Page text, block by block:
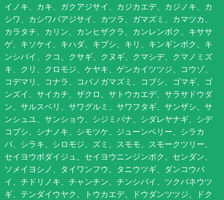
イノキ、カキ、ガクアジサイ、カジカエデ、カジノキ、カ
シワ、カシワバアジサイ、カツラ、ガマズミ、カマツカ、
カラタチ、カリン、カンヒザクラ、カンレンボク、キササ
ゲ、キソケイ、キハダ、キブシ、キリ、キンギンボク、キ
ンシバイ、クコ、クサギ、クヌギ、クマシデ、クマノミズ
キ、クリ、クロモジ、ケヤキ、ゲンカイツツジ、コウゾ、
コデマリ、コナラ、コバノガマズミ、コブシ、ゴマギ、ゴ
ンズイ、サイカチ、ザクロ、サトウカエデ、サラサドウダ
ン、サルスベリ、サワグルミ、サワフタギ、サンザシ、サ
ンシュユ、サンショウ、シジミバナ、シダレヤナギ、シデ
コブシ、シナノキ、シモツケ、ジューンベリー、シラカ
バ、シラキ、シロモジ、ズミ、スモモ、スモークツリー、
セイヨウボダイジュ、セイヨウニンジンボク、センダン、
ソメイヨシノ、タイワンフウ、タニウツギ、ダンコウバ
イ、チドリノキ、チャンチン、チンシバイ、ツクバネウツ
ギ、テンダイウヤク、トウカエデ、ドウダンツツジ、ドク